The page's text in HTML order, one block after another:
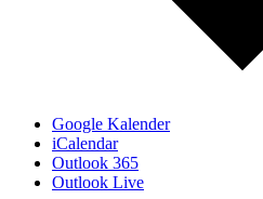
Google Kalender
iCalendar
Outlook 365
Outlook Live